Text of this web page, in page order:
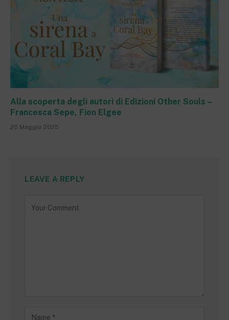
Alla scoperta degli autori di Edizioni Other Souls –
Francesca Sepe, Fion Elgee
20 Maggio 2025
LEAVE A REPLY